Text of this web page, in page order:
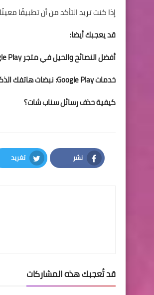
إذا كنت تريد التأكد من أن تطبيقًا
قد يعجبك أيضا:
أفضل النصائح والحيل في متجر Google Play
خدمات Google Play: نبضات هاتفك الذكي الذي يعمل بنظام اندرويد
كيفية حذف رسائل سناب شات؟
نشر
Facebook
تغريد
Twitter
قد تُعجبك هذه المشاركات